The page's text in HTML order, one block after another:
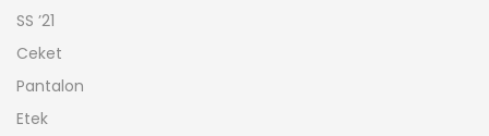
SS ’21
Ceket
Pantalon
Etek